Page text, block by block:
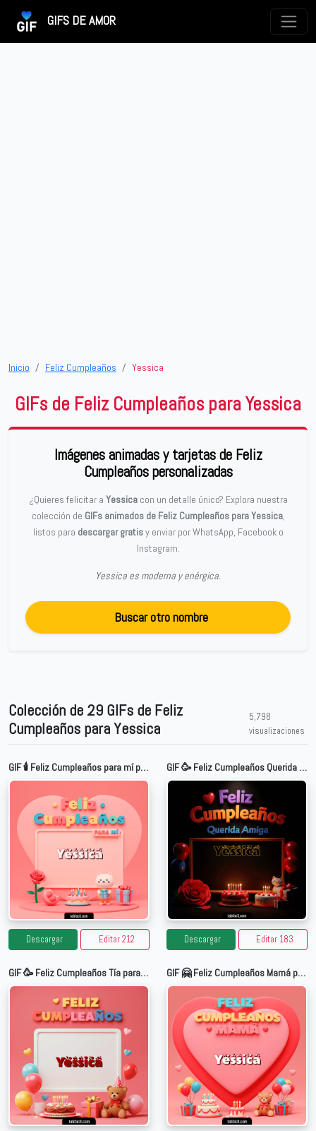
GIFS DE AMOR
Inicio Feliz Cumpleaños Yessica
GIFs de Feliz Cumpleaños para Yessica
Imágenes animadas y tarjetas de Feliz
Cumpleaños personalizadas
¿Quieres felicitar a Yessicacon un detalle único? Explora nuestra
colección de GIFs animados de Feliz Cumpleaños para Yessica,
listos para descargar gratisy enviar por WhatsApp, Facebook o
Instagram.
Yessica es moderna y enérgica.
Buscar otro nombre
Colección de 29 GIFs de Feliz
Cumpleaños para Yessica
5,798
visualizaciones
GIF 🕯️ Feliz Cumpleaños para mí para Yessica
Descargar Editar 212
GIF 🥳 Feliz Cumpleaños Querida Amiga para Yessica
Descargar Editar 183
GIF 🥳 Feliz Cumpleaños Tía para Yessica GIF 🤗 Feliz Cumpleaños Mamá para Yessica